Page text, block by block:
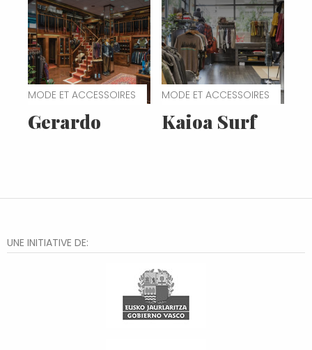
MODE ET ACCESSOIRES
Gerardo
MODE ET ACCESSOIRES
Kaioa Surf
UNE INITIATIVE DE: